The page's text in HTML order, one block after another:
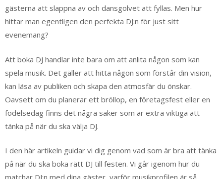
gästerna att slappna av och dansgolvet att fyllas. Men hur
hittar man egentligen den perfekta DJ:n för just sitt
evenemang?
Att boka DJ handlar inte bara om att anlita någon som kan
spela musik. Det gäller att hitta någon som förstår din vision,
kan läsa av publiken och skapa den atmosfär du önskar.
Oavsett om du planerar ett bröllop, en företagsfest eller en
födelsedag finns det några saker som är extra viktiga att
tänka på när du ska välja DJ.
I den här artikeln guidar vi dig genom vad som är bra att tänka
på när du ska boka rätt DJ till festen. Vi går igenom hur du
matchar DJ:n med dina gäster, varför musikprofilen är så